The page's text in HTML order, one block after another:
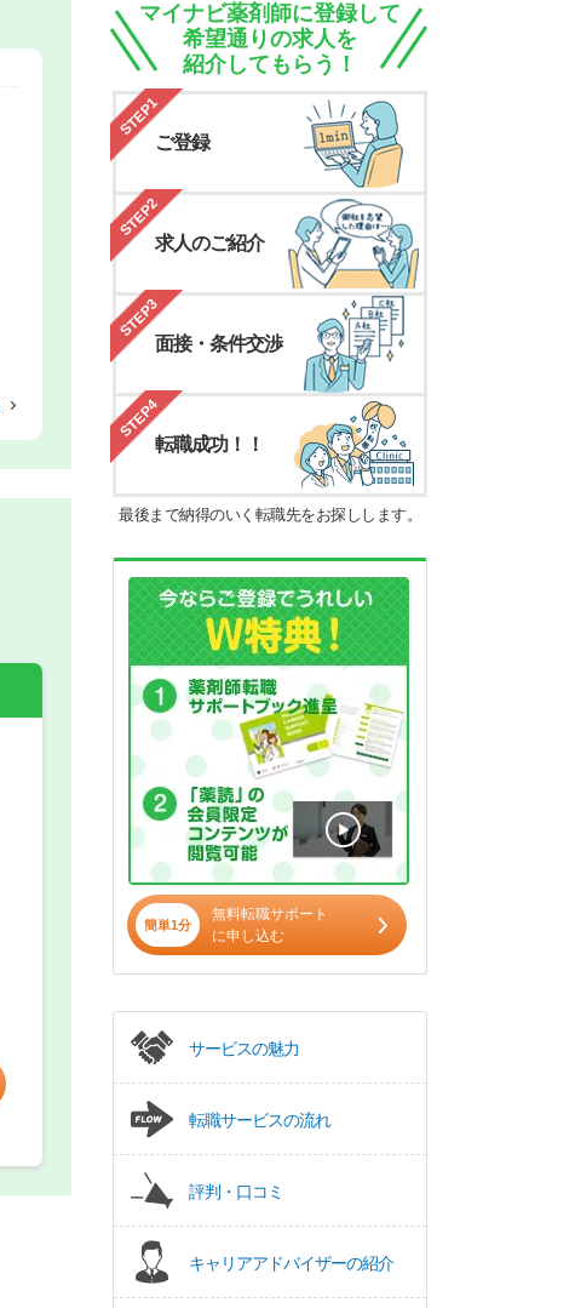
希望の働き方
正社員
パート(週4日～5日)
マイナビ薬剤師に登録して
希望通りの求人を
紹介してもらう！
STEP1
ご登録
STEP2
求人のご紹介
STEP3
面接・条件交渉
STEP4
転職成功！！
最後まで納得のいく転職先をお探しします。
簡単1分
無料転職サポート
に申し込む
サービスの魅力
転職サービスの流れ
評判・口コミ
キャリアアドバイザーの紹介